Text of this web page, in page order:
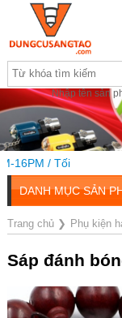
Nhập tên sản
/ Tối
DANH MỤC SẢN
Trang chủ❯ Phụ kiện
Sáp đánh